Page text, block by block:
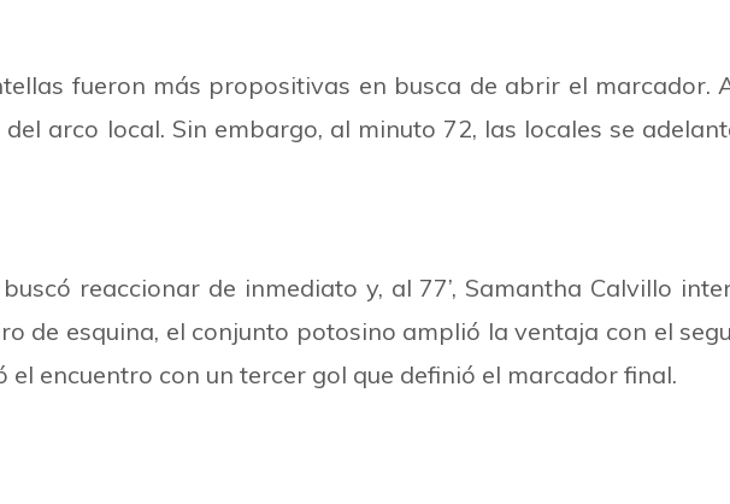
fueron más propositivas en busca de abrir el marcador.
arco local. Sin embargo, al minuto 72, las locales se
reaccionar de inmediato y, al 77’, Samantha Calvillo
de esquina, el conjunto potosino amplió la ventaja con el
el encuentro con un tercer gol que definió el marcador final.